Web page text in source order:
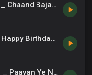
06. Samay Sangam Ka _ Chaand Bajaj _ Brahmakumaris _ New Bk Songs _ 13
जन्मदिन का सबसे सुंदर गीत _ Happy Birthday Song _ Chaand Bajaj
Raksha Bandhan Song _ Paavan Ye Naata _ Sisters Song _ 07